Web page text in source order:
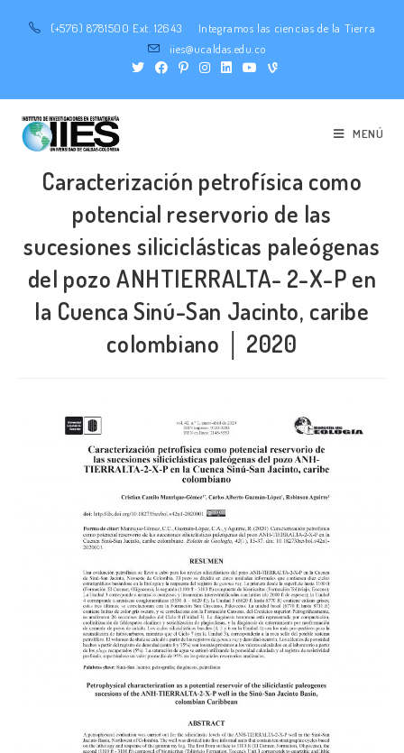
(+576) 8781500 Ext. 12643
Integramos las ciencias de la Tierra
iies@ucaldas.edu.co
MENÚ
Caracterización petrofísica como
potencial reservorio de las
sucesiones siliciclásticas paleógenas
del pozo ANHTIERRALTA- 2-X-P en
la Cuenca Sinú-San Jacinto, caribe
colombiano │ 2020